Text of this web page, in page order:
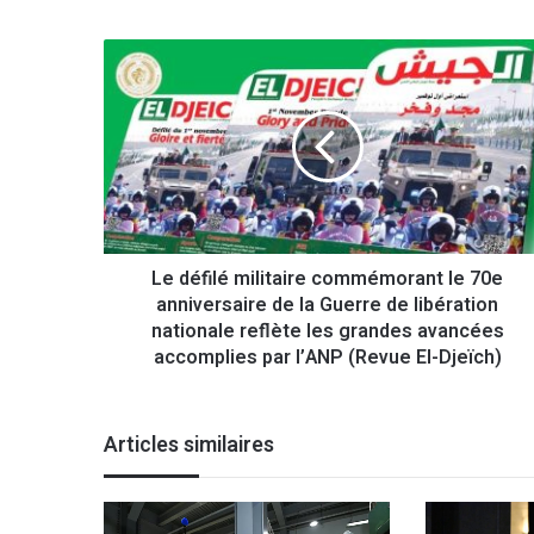
l
é
m
e
c
o
Le défilé militaire commémorant le 70e
anniversaire de la Guerre de libération
nationale reflète les grandes avancées
accomplies par l’ANP (Revue El-Djeïch)
Articles similaires